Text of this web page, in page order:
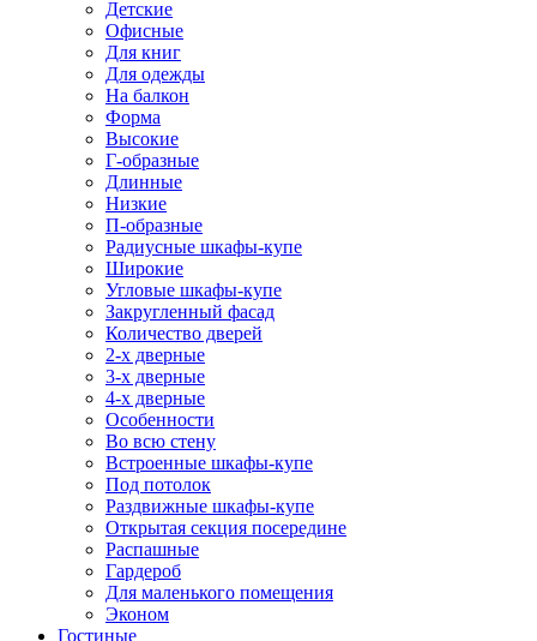
Детские
Офисные
Для книг
Для одежды
На балкон
Форма
Высокие
Г-образные
Длинные
Низкие
П-образные
Радиусные шкафы-купе
Широкие
Угловые шкафы-купе
Закругленный фасад
Количество дверей
2-х дверные
3-х дверные
4-х дверные
Особенности
Во всю стену
Встроенные шкафы-купе
Под потолок
Раздвижные шкафы-купе
Открытая секция посередине
Распашные
Гардероб
Для маленького помещения
Эконом
Гостиные